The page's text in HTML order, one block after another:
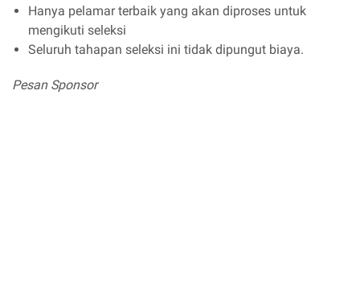
Hanya pelamar terbaik yang akan diproses untuk
mengikuti seleksi
Seluruh tahapan seleksi ini tidak dipungut biaya.
Pesan Sponsor